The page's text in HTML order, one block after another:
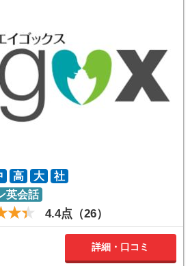
高 大
社
英会話
4.4点（26）
詳細・口コミ